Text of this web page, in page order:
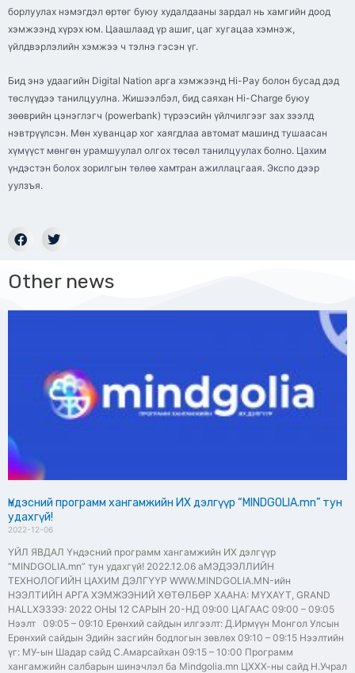
борлуулах нэмэгдэл өртөг буюу худалдааны зардал нь хамгийн доод
хэмжээнд хүрэх юм. Цаашлаад үр ашиг, цаг хугацаа хэмнэж,
үйлдвэрлэлийн хэмжээ ч тэлнэ гэсэн үг.
Бид энэ удаагийн Digital Nation арга хэмжээнд Hi-Pay болон бусад дэд
төслүүдээ танилцуулна. Жишээлбэл, бид саяхан Hi-Charge буюу
зөөврийн цэнэглэгч (powerbank) түрээсийн үйлчилгээг зах зээлд
нэвтрүүлсэн. Мөн хуванцар хог хаягдлаа автомат машинд тушаасан
хүмүүст мөнгөн урамшуулал олгох төсөл танилцуулах болно. Цахим
үндэстэн болох зорилгын төлөө хамтран ажиллацгаая. Экспо дээр
уулзъя.
Other news
Үндэсний программ хангамжийн ИХ дэлгүүр “MINDGOLIA.mn” тун
удахгүй!
2022-12-06
ҮЙЛ ЯВДАЛ Үндэсний программ хангамжийн ИХ дэлгүүр
“MINDGOLIA.mn” тун удахгүй! 2022.12.06 aМЭДЭЭЛЛИЙН
ТЕХНОЛОГИЙН ЦАХИМ ДЭЛГҮҮР WWW.MINDGOLIA.MN-ийн
НЭЭЛТИЙН АРГА ХЭМЖЭЭНИЙ ХӨТӨЛБӨР ХААНА: МҮХАҮТ, GRAND
HALLХЭЗЭЭ: 2022 ОНЫ 12 САРЫН 20-НД 09:00 ЦАГААС 09:00 – 09:05
Нээлт 09:05 – 09:10 Ерөнхий сайдын илгээлт: Д.Ирмүүн Монгол Улсын
Ерөнхий сайдын Эдийн засгийн бодлогын зөвлөх 09:10 – 09:15 Нээлтийн
үг: МУ-ын Шадар сайд С.Амарсайхан 09:15 – 10:00 Программ
хангамжийн салбарын шинэчлэл ба Mindgolia.mn ЦХХХ-ны сайд Н.Учрал